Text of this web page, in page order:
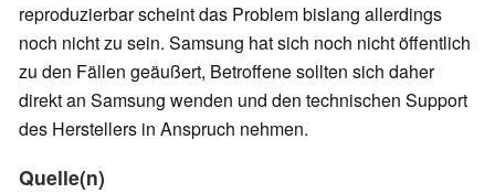
reproduzierbar scheint das Problem bislang allerdings
noch nicht zu sein. Samsung hat sich noch nicht öffentlich
zu den Fällen geäußert, Betroffene sollten sich daher
direkt an Samsung wenden und den technischen Support
des Herstellers in Anspruch nehmen.
Quelle(n)